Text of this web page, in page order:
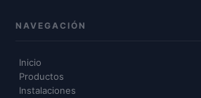
NAVEGACIÓN
Inicio
Productos
Instalaciones